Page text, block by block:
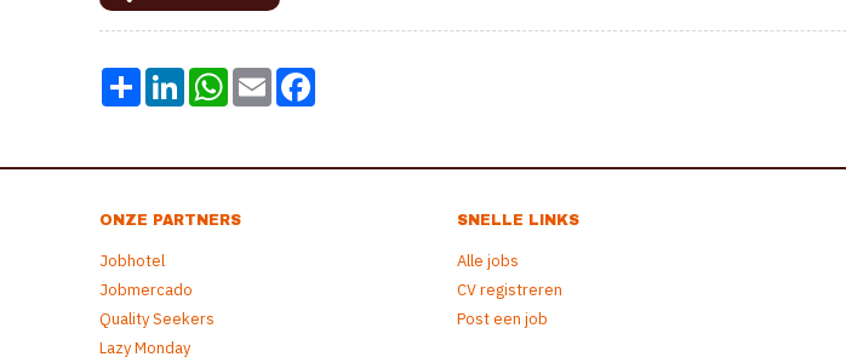
Share LinkedInWhatsApp
Email
ONZE PARTNERS
Jobhotel
Jobmercado
Quality Seekers
Lazy Monday
SNELLE LINKS
Alle jobs
CV registreren
Post een job